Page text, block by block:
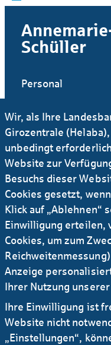
Schüller
Personal
+49 69 / 91
E-Mail
FAQs für
Was uns
fragen
Unsere
Wir, als Ihre
Girozentrale
unbedingt
Website zur
Besuchs dieser
Cookies gesetzt,
Klick auf „Ablehnen“
Einwilligung erteilen,
Cookies, um zum
Anzeige
Ihrer Nutzung
Ihre Einwilligung ist
Website nicht
„Einstellungen“,